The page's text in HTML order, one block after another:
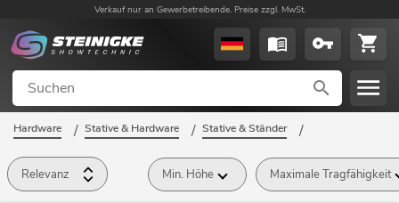
Verkauf nur an Gewerbetreibende. Preise zzgl. MwSt.
Hardware / Stative & Hardware / Stative & Ständer /
Relevanz Min. Höhe Maximale Tragfähigkeit